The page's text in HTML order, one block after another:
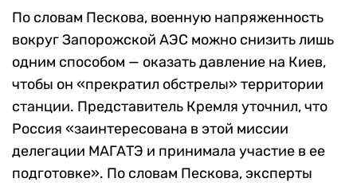
По словам Пескова, военную напряженность
вокруг Запорожской АЭС можно снизить лишь
одним способом — оказать давление на Киев,
чтобы он «прекратил обстрелы» территории
станции. Представитель Кремля уточнил, что
Россия «заинтересована в этой миссии
делегации МАГАТЭ и принимала участие в ее
подготовке». По словам Пескова, эксперты